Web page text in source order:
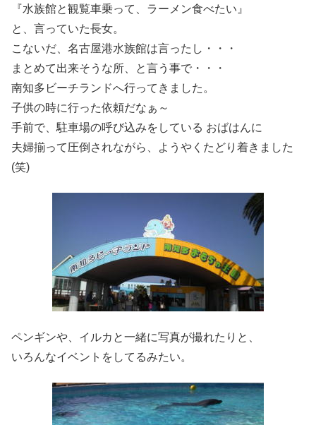
『水族館と観覧車乗って、ラーメン食べたい』
と、言っていた長女。
こないだ、名古屋港水族館は言ったし・・・
まとめて出来そうな所、と言う事で・・・
南知多ビーチランドへ行ってきました。
子供の時に行った依頼だなぁ～
手前で、駐車場の呼び込みをしている おばはんに
夫婦揃って圧倒されながら、ようやくたどり着きました
(笑)
ペンギンや、イルカと一緒に写真が撮れたりと、
いろんなイベントをしてるみたい。